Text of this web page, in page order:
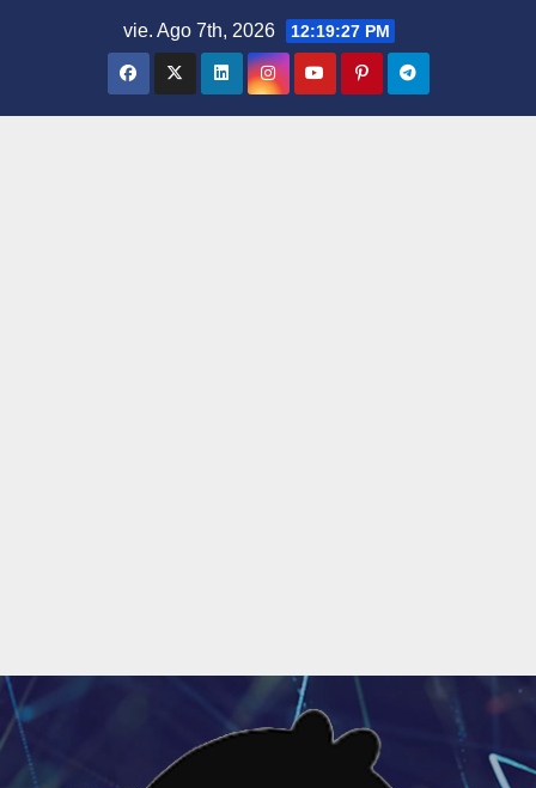
vie. Ago 7th, 2026 12:19:28 PM